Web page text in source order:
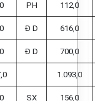
PH 112,0
Đ D 616,0
Đ D 700,0
1.093,0
SX 156,0